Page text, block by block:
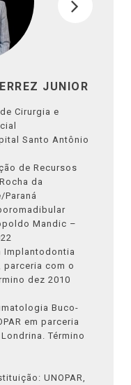
JUNIOR
Cirurgia e
Santo Antônio
de Recursos
da
Paraná
Mandic –
Implantodontia
parceria com o
dez 2010
Buco-
em parceria
Término
UNOPAR,